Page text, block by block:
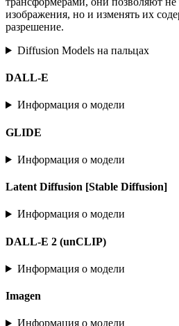
изображения, но и изменять их
разрешение.
Diffusion Models на пальцах
DALL-E
Информация о модели
GLIDE
Информация о модели
Latent Diffusion [Stable Diffusion]
Информация о модели
DALL-E 2 (unCLIP)
Информация о модели
Imagen
Информация о модели